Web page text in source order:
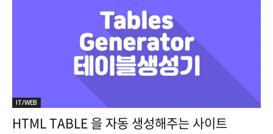
IT/WEB
HTML TABLE 을 자동 생성해주는 사이트